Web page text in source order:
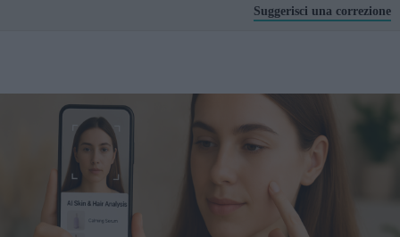
Suggerisci una correzione